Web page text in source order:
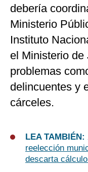
debería
Ministerio
Instituto
el Ministerio
problemas
delincuentes y
cárceles.
LEA TAMBIÉN:
reelección
descarta